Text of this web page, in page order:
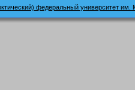
федеральный университет